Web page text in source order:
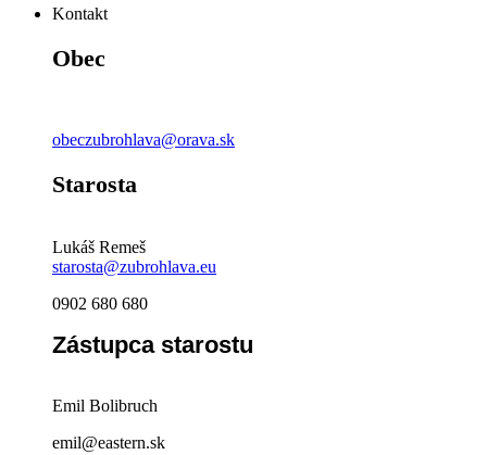
Kontakt
Obec
obeczubrohlava@orava.sk
Starosta
Lukáš Remeš
starosta@zubrohlava.eu
0902 680 680
Zástupca starostu
Emil Bolibruch
emil@eastern.sk